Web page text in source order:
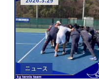
ニュース